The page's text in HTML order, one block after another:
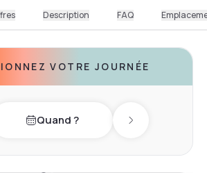
Description FAQ
VOTRE JOURNÉE
dayQuand ? Next day